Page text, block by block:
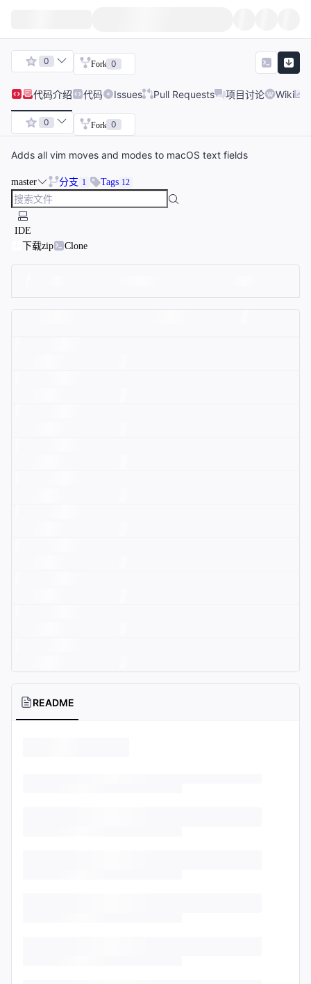
0 Fork 0
代码介绍 代码 Issues Pull Requests 项目讨论 Wiki
0 Fork 0
Adds all vim moves and modes to macOS text fields
master 分支 1 Tags 12
IDE
下载zip
Clone
README